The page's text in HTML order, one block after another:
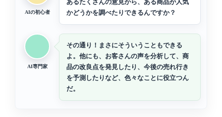
AIの初心者
あるたくさんの意見から、ある商品が人気
かどうかを調べたりできるんですか？
AI専門家
その通り！まさにそういうこともできる
よ。他にも、お客さんの声を分析して、商
品の改良点を発見したり、今後の売れ行き
を予測したりなど、色々なことに役立つん
だ。